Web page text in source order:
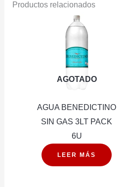
Productos relacionados
AGOTADO
AGUA BENEDICTINO
SIN GAS 3LT PACK
6U
LEER MÁS